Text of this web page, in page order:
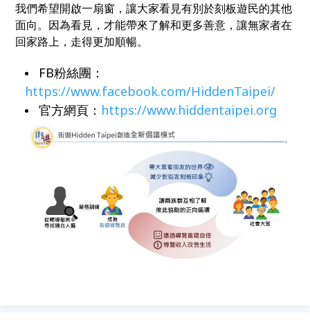
我們希望開啟一扇窗，讓大家看見有別於刻板遊民的其他
面向。因為看見，才能帶來了解和更多善意，讓無家者在
回家路上，走得更加順暢。
FB粉絲團：
https://www.facebook.com/HiddenTaipei/
官方網頁： https://www.hiddentaipei.org